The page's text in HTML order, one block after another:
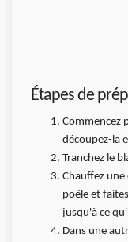
Étapes de
Commencez
découpez-la
Tranchez le
Chauffez
poêle et
jusqu'à ce
Dans une